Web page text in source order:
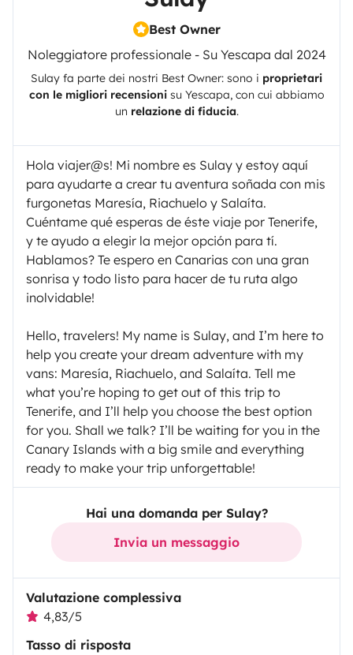
Best Owner
Noleggiatore professionale - Su Yescapa dal 2024
Sulay fa parte dei nostri Best Owner: sono i proprietari
con le migliori recensionisu Yescapa, con cui abbiamo
un relazione di fiducia.
Hola viajer@s! Mi nombre es Sulay y estoy aquí
para ayudarte a crear tu aventura soñada con mis
furgonetas Maresía, Riachuelo y Salaíta.
Cuéntame qué esperas de éste viaje por Tenerife,
y te ayudo a elegir la mejor opción para tí.
Hablamos? Te espero en Canarias con una gran
sonrisa y todo listo para hacer de tu ruta algo
inolvidable!
Hello, travelers! My name is Sulay, and I’m here to
help you create your dream adventure with my
vans: Maresía, Riachuelo, and Salaíta. Tell me
what you’re hoping to get out of this trip to
Tenerife, and I’ll help you choose the best option
for you. Shall we talk? I’ll be waiting for you in the
Canary Islands with a big smile and everything
ready to make your trip unforgettable!
Hai una domanda per Sulay?
Invia un messaggio
Valutazione complessiva
4,83/5
Tasso di risposta